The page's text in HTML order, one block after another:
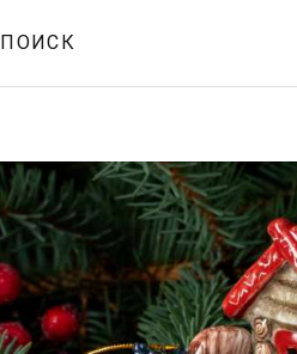
ПОИСК